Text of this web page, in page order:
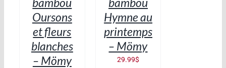
Oursons
et fleurs
blanches
– Mömy
Hymne au
printemps
– Mömy
29.99$